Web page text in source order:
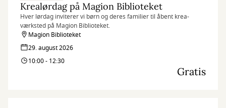
Krealørdag på Magion Biblioteket
Hver lørdag inviterer vi børn og deres familier til åbent krea-
værksted på Magion Biblioteket.
Magion Biblioteket
29. august 2026
10:00 - 12:30
Gratis